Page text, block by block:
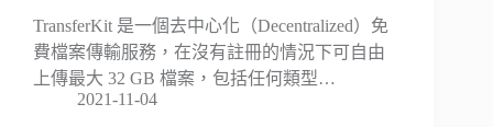
TransferKit 是一個去中心化（Decentralized）免
費檔案傳輸服務，在沒有註冊的情況下可自由
上傳最大 32 GB 檔案，包括任何類型…
2021-11-04